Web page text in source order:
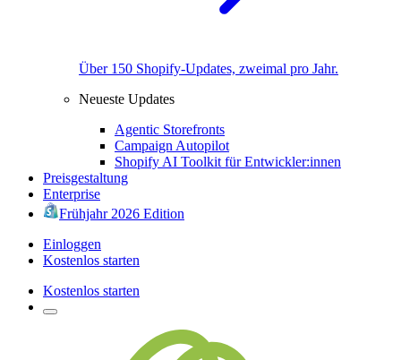
Über 150 Shopify-Updates, zweimal pro Jahr.
Neueste Updates
Agentic Storefronts
Campaign Autopilot
Shopify AI Toolkit für Entwickler:innen
Preisgestaltung
Enterprise
Frühjahr 2026 Edition
Einloggen
Kostenlos starten
Kostenlos starten